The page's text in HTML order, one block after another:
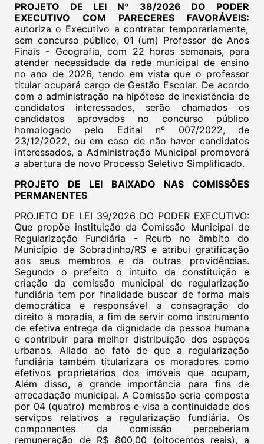
PROJETO DE LEI Nº 38/2026 DO PODER
EXECUTIVO COM PARECERES FAVORÁVEIS:
autoriza o Executivo a contratar temporariamente,
sem concurso público, 01 (um) Professor de Anos
Finais - Geografia, com 22 horas semanais, para
atender necessidade da rede municipal de ensino
no ano de 2026, tendo em vista que o professor
titular ocupará cargo de Gestão Escolar. De acordo
com a administração na hipótese de inexistência de
candidatos interessados, serão chamados os
candidatos aprovados no concurso público
homologado pelo Edital nº 007/2022, de
23/12/2022, ou em caso de não haver candidatos
interessados, a Administração Municipal promoverá
a abertura de novo Processo Seletivo Simplificado.
PROJETO DE LEI BAIXADO NAS COMISSÕES
PERMANENTES
PROJETO DE LEI 39/2026 DO PODER EXECUTIVO:
Que propõe instituição da Comissão Municipal de
Regularização Fundiária - Reurb no âmbito do
Município de Sobradinho/RS e atribui gratificação
aos seus membros e da outras providências.
Segundo o prefeito o intuito da constituição e
criação da comissão municipal de regularização
fundiária tem por finalidade buscar de forma mais
democrática e responsável a consagração do
direito à moradia, a fim de servir como instrumento
de efetiva entrega da dignidade da pessoa humana
e contribuir para melhor distribuição dos espaços
urbanos. Aliado ao fato de que a regularização
fundiária também titularizara os moradores como
efetivos proprietários dos imóveis que ocupam,
Além disso, a grande importância para fins de
arrecadação municipal. A Comissão seria composta
por 04 (quatro) membros e visa a continuidade dos
serviços relativos a regularização fundiária. Os
componentes da comissão perceberiam
remuneração de R$ 800,00 (oitocentos reais), a